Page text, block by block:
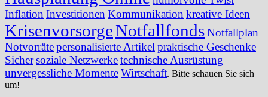
Inflation Investitionen Kommunikation kreative Ideen
KrisenvorsorgeNotfallfondsNotfallplan
Notvorrätepersonalisierte Artikel praktische Geschenke
Sichersoziale Netzwerketechnische Ausrüstung
unvergessliche MomenteWirtschaft. Bitte schauen Sie sich
um!